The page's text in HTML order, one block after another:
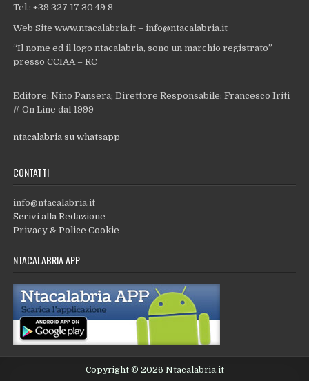
Tel.: +39 327 17 30 49 8
Web Site www.ntacalabria.it – info@ntacalabria.it
“Il nome ed il logo ntacalabria, sono un marchio registrato”
presso CCIAA – RC
Editore: Nino Pansera; Direttore Responsabile: Francesco Iriti
# On Line dal 1999
ntacalabria su whatsapp
CONTATTI
info@ntacalabria.it
Scrivi alla Redazione
Privacy & Police Cookie
NTACALABRIA APP
Copyright © 2026 Ntacalabria.it